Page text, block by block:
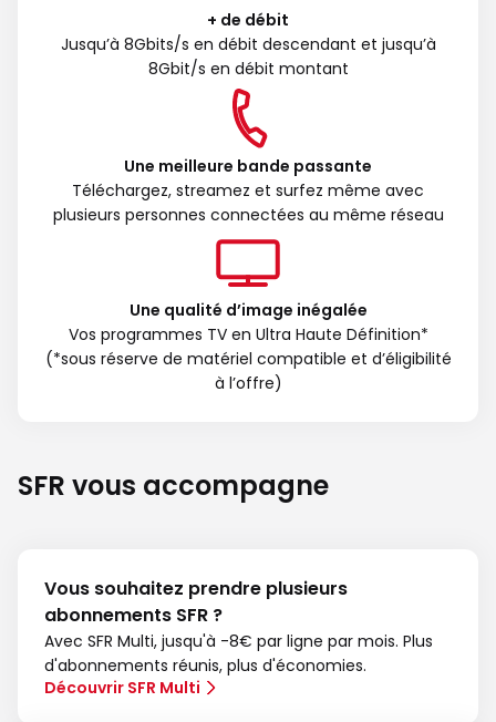
+ de débit
Jusqu’à 8Gbits/s en débit descendant et jusqu’à
8Gbit/s en débit montant
Une meilleure bande passante
Téléchargez, streamez et surfez même avec
plusieurs personnes connectées au même réseau
Une qualité d’image inégalée
Vos programmes TV en Ultra Haute Définition*
(*sous réserve de matériel compatible et d’éligibilité
à l’offre)
SFR vous accompagne
Vous souhaitez prendre plusieurs
abonnements SFR ?
Avec SFR Multi, jusqu'à -8€ par ligne par mois. Plus
d'abonnements réunis, plus d'économies.
Découvrir SFR Multi